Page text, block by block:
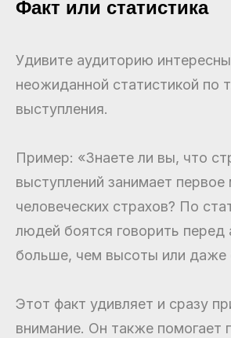
Факт или статистика
Удивите аудиторию
неожиданной статистикой по
выступления.
Пример: «Знаете ли вы, что
выступлений занимает
человеческих страхов? По
людей боятся говорить перед
больше, чем высоты или даже
Этот факт удивляет и сразу
внимание. Он также помогает